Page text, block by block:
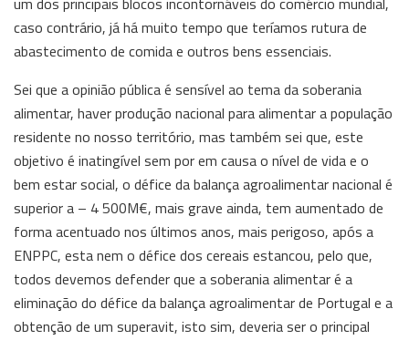
caso contrário, já há muito tempo que teríamos rutura de
abastecimento de comida e outros bens essenciais.
Sei que a opinião pública é sensível ao tema da soberania
alimentar, haver produção nacional para alimentar a população
residente no nosso território, mas também sei que, este
objetivo é inatingível sem por em causa o nível de vida e o
bem estar social, o défice da balança agroalimentar nacional é
superior a – 4 500M€, mais grave ainda, tem aumentado de
forma acentuado nos últimos anos, mais perigoso, após a
ENPPC, esta nem o défice dos cereais estancou, pelo que,
todos devemos defender que a soberania alimentar é a
eliminação do défice da balança agroalimentar de Portugal e a
obtenção de um superavit, isto sim, deveria ser o principal